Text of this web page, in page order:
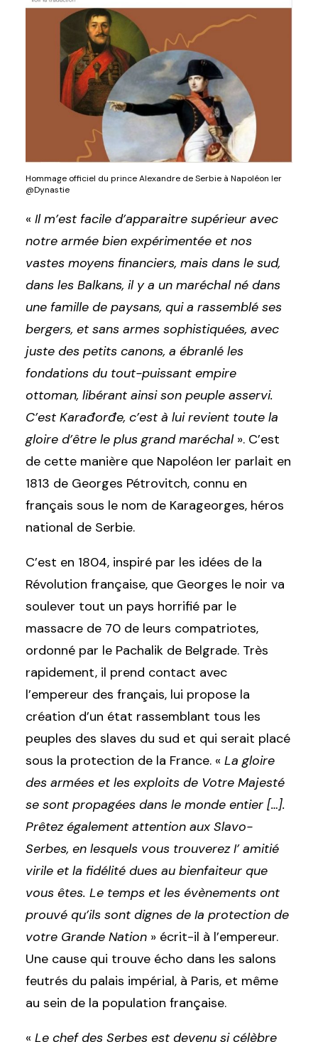
Hommage officiel du prince Alexandre de Serbie à Napoléon Ier
@Dynastie
« Il m’est facile d’apparaitre supérieur avec
notre armée bien expérimentée et nos
vastes moyens financiers, mais dans le sud,
dans les Balkans, il y a un maréchal né dans
une famille de paysans, qui a rassemblé ses
bergers, et sans armes sophistiquées, avec
juste des petits canons, a ébranlé les
fondations du tout-puissant empire
ottoman, libérant ainsi son peuple asservi.
C’est Karađorđe, c’est à lui revient toute la
gloire d’être le plus grand maréchal». C’est
de cette manière que Napoléon Ier parlait en
1813 de Georges Pétrovitch, connu en
français sous le nom de Karageorges, héros
national de Serbie.
C’est en 1804, inspiré par les idées de la
Révolution française, que Georges le noir va
soulever tout un pays horrifié par le
massacre de 70 de leurs compatriotes,
ordonné par le Pachalik de Belgrade. Très
rapidement, il prend contact avec
l’empereur des français, lui propose la
création d’un état rassemblant tous les
peuples des slaves du sud et qui serait placé
sous la protection de la France. « La gloire
des armées et les exploits de Votre Majesté
se sont propagées dans le monde entier […].
Prêtez également attention aux Slavo-
Serbes, en lesquels vous trouverez I’ amitié
virile et la fidélité dues au bienfaiteur que
vous êtes. Le temps et les évènements ont
prouvé qu’ils sont dignes de Ia protection de
votre Grande Nation » écrit-il à l’empereur.
Une cause qui trouve écho dans les salons
feutrés du palais impérial, à Paris, et même
au sein de la population française.
« Le chef des Serbes est devenu si célèbre